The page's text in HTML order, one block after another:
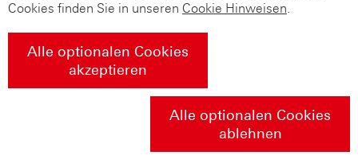
Cookies finden Sie in unseren Cookie Hinweisen.
Alle optionalen Cookies
akzeptieren
Alle optionalen Cookies
ablehnen